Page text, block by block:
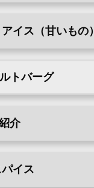
イス（甘いもの）
トバーグ
介
イス